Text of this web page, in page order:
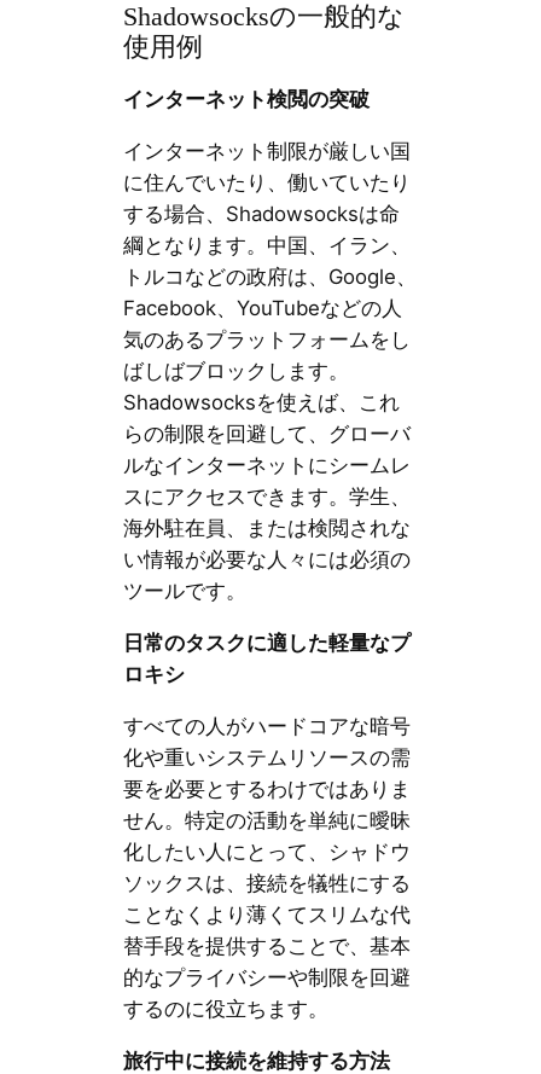
Shadowsocksの一般的な
使用例
インターネット検閲の突破
インターネット制限が厳しい国
に住んでいたり、働いていたり
する場合、Shadowsocksは命
綱となります。中国、イラン、
トルコなどの政府は、Google、
Facebook、YouTubeなどの人
気のあるプラットフォームをし
ばしばブロックします。
Shadowsocksを使えば、これ
らの制限を回避して、グローバ
ルなインターネットにシームレ
スにアクセスできます。学生、
海外駐在員、または検閲されな
い情報が必要な人々には必須の
ツールです。
日常のタスクに適した軽量なプ
ロキシ
すべての人がハードコアな暗号
化や重いシステムリソースの需
要を必要とするわけではありま
せん。特定の活動を単純に曖昧
化したい人にとって、シャドウ
ソックスは、接続を犠牲にする
ことなくより薄くてスリムな代
替手段を提供することで、基本
的なプライバシーや制限を回避
するのに役立ちます。
旅行中に接続を維持する方法